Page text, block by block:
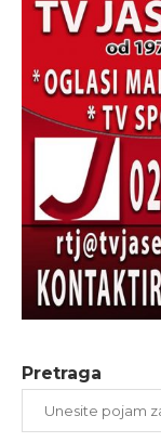
Pretraga